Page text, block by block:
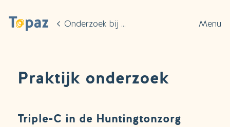
Onderzoek bij Topaz
Menu
Praktijk onderzoek
Triple-C in de Huntingtonzorg